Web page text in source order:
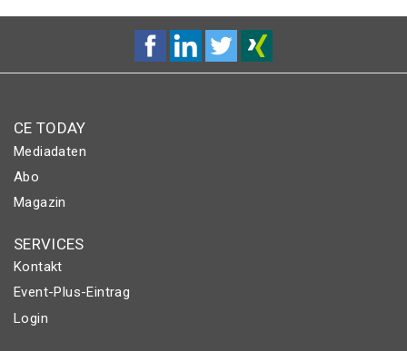
CE TODAY
Mediadaten
Abo
Magazin
SERVICES
Kontakt
Event-Plus-Eintrag
Login